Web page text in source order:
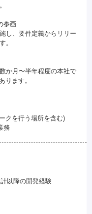
参画
し、要件定義からリリー
。
か月〜半年程度の本社で
ります。
クを行う場所を含む)
務
以降の開発経験